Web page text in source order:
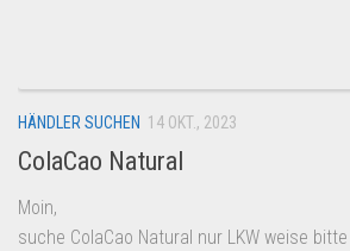
Amazon
Aldi
Lidl
HÄNDLER SUCHEN 14 OKT., 2023
ColaCao Natural
Moin,
suche ColaCao Natural nur LKW weise